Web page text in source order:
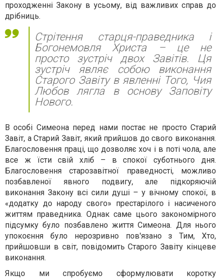
проходженні Закону в усьому, від важливих справ до
дрібниць.
Стрітення старця-праведника і
Богонемовля Христа – це не
просто зустріч двох Завітів. Ця
зустріч являє собою виконання
Старого Завіту в явленні Того, Чия
Любов лягла в основу Заповіту
Нового.
В особі Симеона перед нами постає не просто Старий
Завіт, а Старий Завіт, який прийшов до свого виконання.
Благословення праці, що дозволяє хоч і в поті чола, але
все ж їсти свій хліб – в спокої суботнього дня.
Благословення старозавітної праведності, можливо
позбавленої явного подвигу, але підкоряючій
виконання Закону всі сили душі – у вічному спокої, в
«додатку до народу свого» престарілого і насиченого
життям праведника. Однак саме цього закономірного
підсумку було позбавлено життя Симеона. Для нього
упокоєння було нерозривно пов'язано з Тим, Хто,
прийшовши в світ, повідомить Старого Завіту кінцеве
виконання.
Якщо ми спробуємо сформулювати коротку